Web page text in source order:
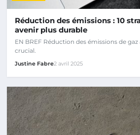
Réduction des émissions : 10
avenir plus durable
EN BREF Réduction des émissions de gaz
crucial.
Justine Fabre2 avril 2025